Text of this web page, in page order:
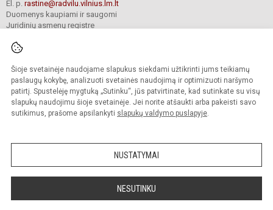
Šioje svetainėje naudojame slapukus siekdami užtikrinti jums teikiamų
paslaugų kokybę, analizuoti svetainės naudojimą ir optimizuoti naršymo
patirtį. Spustelėję mygtuką „Sutinku“, jūs patvirtinate, kad sutinkate su visų
slapukų naudojimu šioje svetainėje. Jei norite atšaukti arba pakeisti savo
sutikimus, prašome apsilankyti slapukų valdymo puslapyje.
NUSTATYMAI
NESUTINKU
El. p. rastine@radvilu.vilnius.lm.lt
Duomenys kaupiami ir saugomi
Juridinių asmenų registre
© 2022. Vilniaus Radvilų gimnazija. Visos teisės saugomos.
Kopijuoti turinį be raštiško gimnazijos sutikimo griežtai draudžiama.
Prieinamumo paraiška Slapukų valdymas